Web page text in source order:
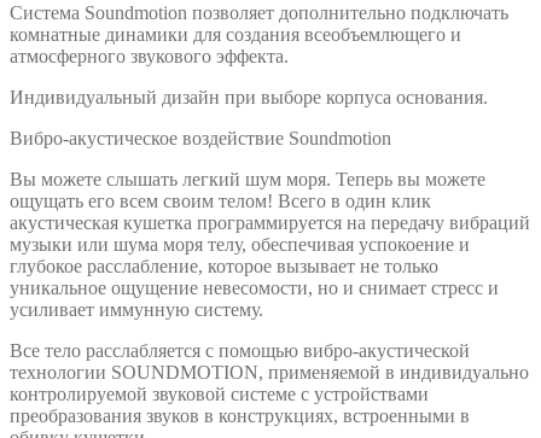
Система Soundmotion позволяет дополнительно подключать
комнатные динамики для создания всеобъемлющего и
атмосферного звукового эффекта.
Индивидуальный дизайн при выборе корпуса основания.
Вибро-акустическое воздействие Soundmotion
Вы можете слышать легкий шум моря. Теперь вы можете
ощущать его всем своим телом! Всего в один клик
акустическая кушетка программируется на передачу вибраций
музыки или шума моря телу, обеспечивая успокоение и
глубокое расслабление, которое вызывает не только
уникальное ощущение невесомости, но и снимает стресс и
усиливает иммунную систему.
Все тело расслабляется с помощью вибро-акустической
технологии SOUNDMOTION, применяемой в индивидуально
контролируемой звуковой системе с устройствами
преобразования звуков в конструкциях, встроенными в